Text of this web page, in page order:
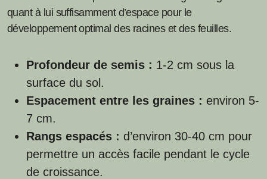
quant à lui suffisamment d’espace pour le
développement optimal des racines et des feuilles.
Profondeur de semis : 1-2 cm sous la
surface du sol.
Espacement entre les graines : environ 5-
7 cm.
Rangs espacés : d’environ 30-40 cm pour
permettre un accès facile pendant le cycle
de croissance.